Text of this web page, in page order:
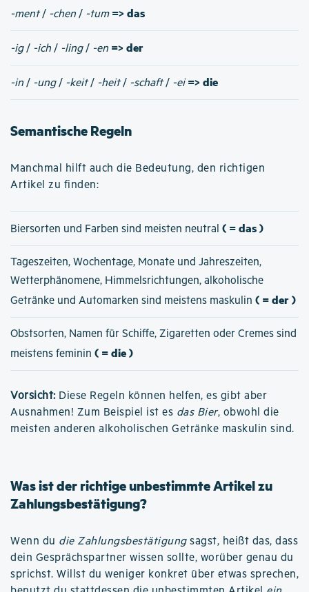
-ment/ -chen / -tum => das
-ig/ -ich / -ling/ -en => der
-in / -ung/ -keit/ -heit/ -schaft/ -ei => die
Semantische Regeln
Manchmal hilft auch die Bedeutung, den richtigen
Artikel zu finden:
Biersorten und Farben sind meisten neutral ( = das )
Tageszeiten, Wochentage, Monate und Jahreszeiten,
Wetterphänomene, Himmelsrichtungen, alkoholische
Getränke und Automarken sind meistens maskulin ( = der )
Obstsorten, Namen für Schiffe, Zigaretten oder Cremes sind
meistens feminin ( = die )
Vorsicht:Diese Regeln können helfen, es gibt aber
Ausnahmen! Zum Beispiel ist es das Bier, obwohl die
meisten anderen alkoholischen Getränke maskulin sind.
Was ist der richtige unbestimmte Artikel zu
Zahlungsbestätigung?
Wenn du die Zahlungsbestätigungsagst, heißt das, dass
dein Gesprächspartner wissen sollte, worüber genau du
sprichst. Willst du weniger konkret über etwas sprechen,